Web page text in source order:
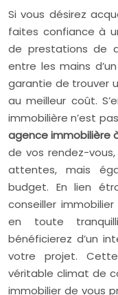
Si vous désirez
faites confiance à
de prestations de
entre les mains
garantie de trouver
au meilleur coût.
immobilière n’est
agence immobilière
de vos rendez-
attentes, mais
budget. En lien
conseiller
en toute
bénéficierez d’un
votre projet.
véritable climat de
immobilier de vous